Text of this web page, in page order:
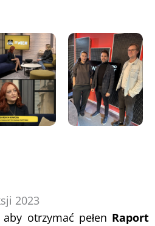
2023
aby otrzymać pełen Raport